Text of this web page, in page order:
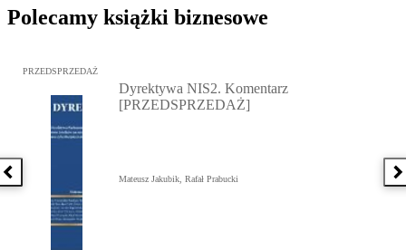
Polecamy książki biznesowe
Poprzednia książka
Przejdź do: Dyrektywa NIS2. Komentarz [PRZEDSPRZEDAŻ],
PRZEDSPRZEDAŻ
Dyrektywa NIS2. Komentarz
[PRZEDSPRZEDAŻ]
Mateusz Jakubik, Rafał Prabucki